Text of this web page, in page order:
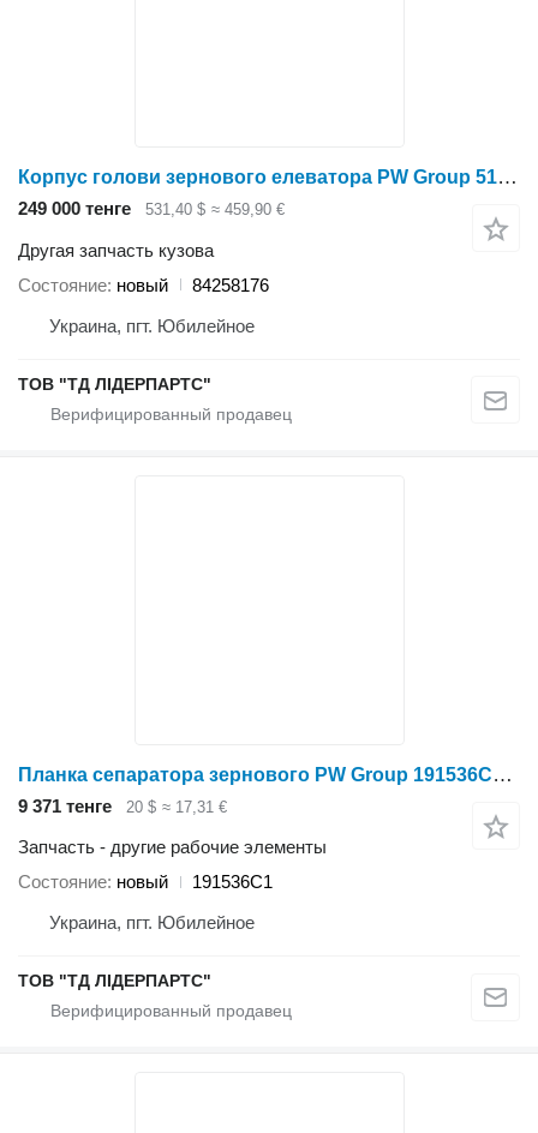
Корпус голови зернового елеватора PW Group 5130, , 84128 84258176 для зерноуборочного комбайна
249 000 тенге 531,40 $ ≈ 459,90 €
Другая запчасть кузова
Состояние новый
84258176
Украина, пгт. Юбилейное
ТОВ "ТД ЛІДЕРПАРТС"
Планка сепаратора зернового PW Group 191536C1 для зерноуборочного комбайна
9 371 тенге 20 $ ≈ 17,31 €
Запчасть - другие рабочие элементы
Состояние новый
191536C1
Украина, пгт. Юбилейное
ТОВ "ТД ЛІДЕРПАРТС"